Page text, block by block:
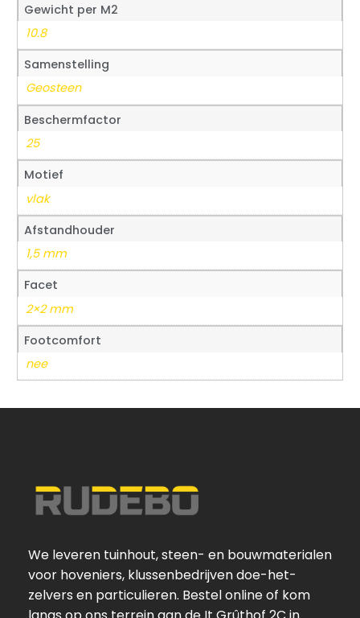
Gewicht per M2
10.8
Samenstelling
Geosteen
Beschermfactor
25
Motief
vlak
Afstandhouder
1,5 mm
Facet
2×2 mm
Footcomfort
nee
We leveren tuinhout, steen- en bouwmaterialen
voor hoveniers, klussenbedrijven doe-het-
zelvers en particulieren. Bestel online of kom